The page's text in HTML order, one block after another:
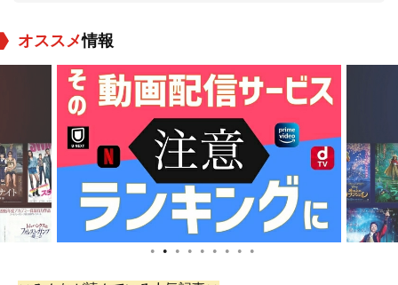
Duncan Macrae
役：Schoolmaster 役：Minister 役：Macrimmon
オススメ情報
● ● ● ● ● ● ● ● ●